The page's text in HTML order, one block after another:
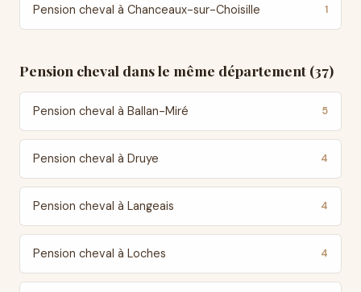
Pension cheval à Chanceaux-sur-Choisille 1
Pension cheval dans le même département (37)
Pension cheval à Ballan-Miré 5
Pension cheval à Druye 4
Pension cheval à Langeais 4
Pension cheval à Loches 4